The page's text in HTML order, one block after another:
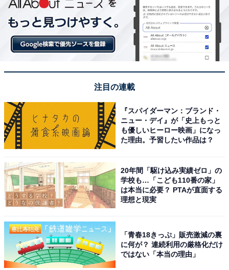
注目の連載
『スパイダーマン：ブランド・
ニュー・デイ』が「史上もっと
も優しいヒーロー映画」になっ
た理由。予習したい作品は？
20年間「駆け込み実績ゼロ」の
学校も…「こども110番の家」
は本当に必要？ PTAが直面する
理想と現実
「青春18きっぷ」販売激減の裏
に何が？ 連続利用の厳格化だけ
ではない「本当の理由」